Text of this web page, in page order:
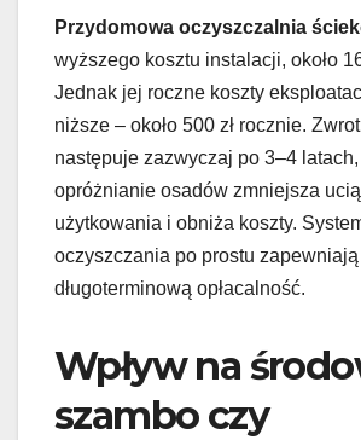
Przydomowa oczyszczalnia
wyższego kosztu instalacji, około
Jednak jej roczne koszty
niższe – około 500 zł rocznie.
następuje zazwyczaj po 3–4
opróżnianie osadów zmniejsza
użytkowania i obniża koszty.
oczyszczania po prostu zapewniają
długoterminową opłacalność.
Wpływ na
szambo czy